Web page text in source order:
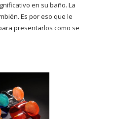
en su baño. La
Es por eso que le
presentarlos como se